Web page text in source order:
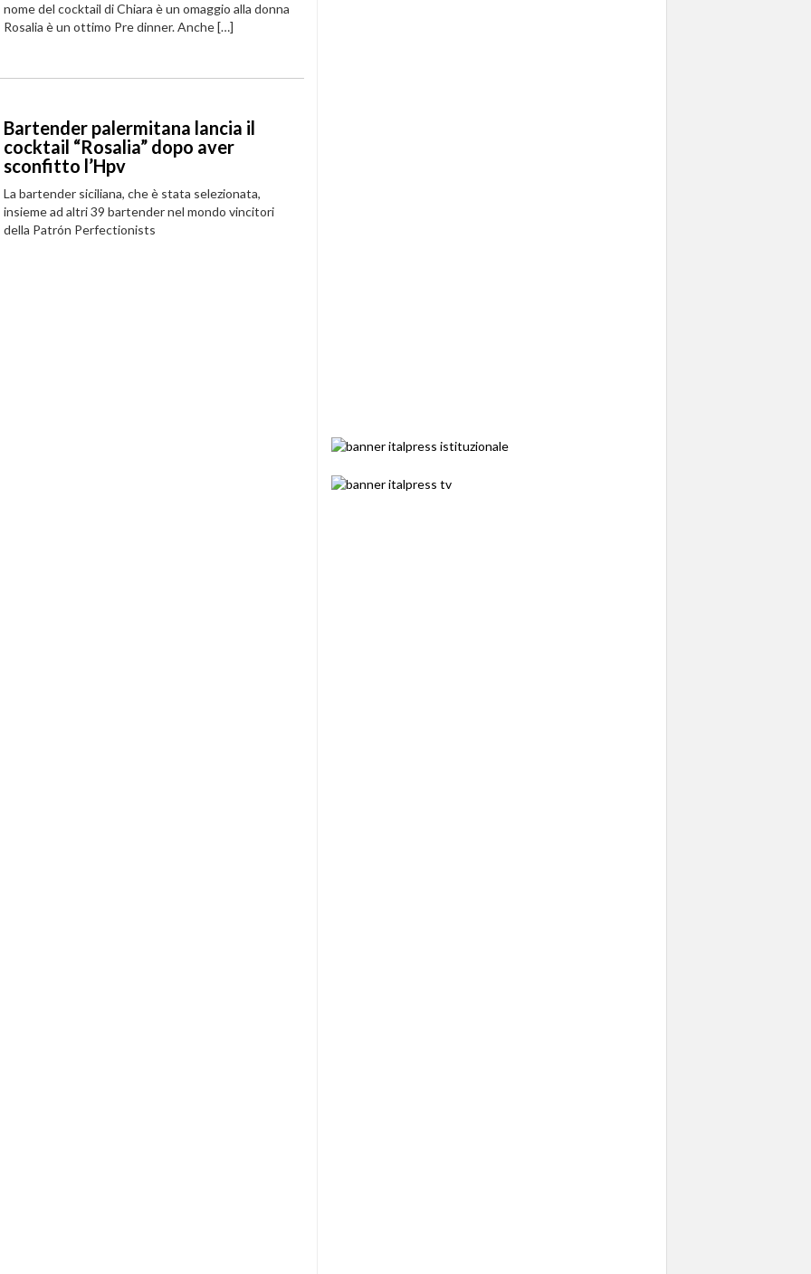
nome del cocktail di Chiara è un omaggio alla donna
Rosalia è un ottimo Pre dinner. Anche […]
Bartender palermitana lancia il
cocktail “Rosalia” dopo aver
sconfitto l’Hpv
La bartender siciliana, che è stata selezionata,
insieme ad altri 39 bartender nel mondo vincitori
della Patrón Perfectionists